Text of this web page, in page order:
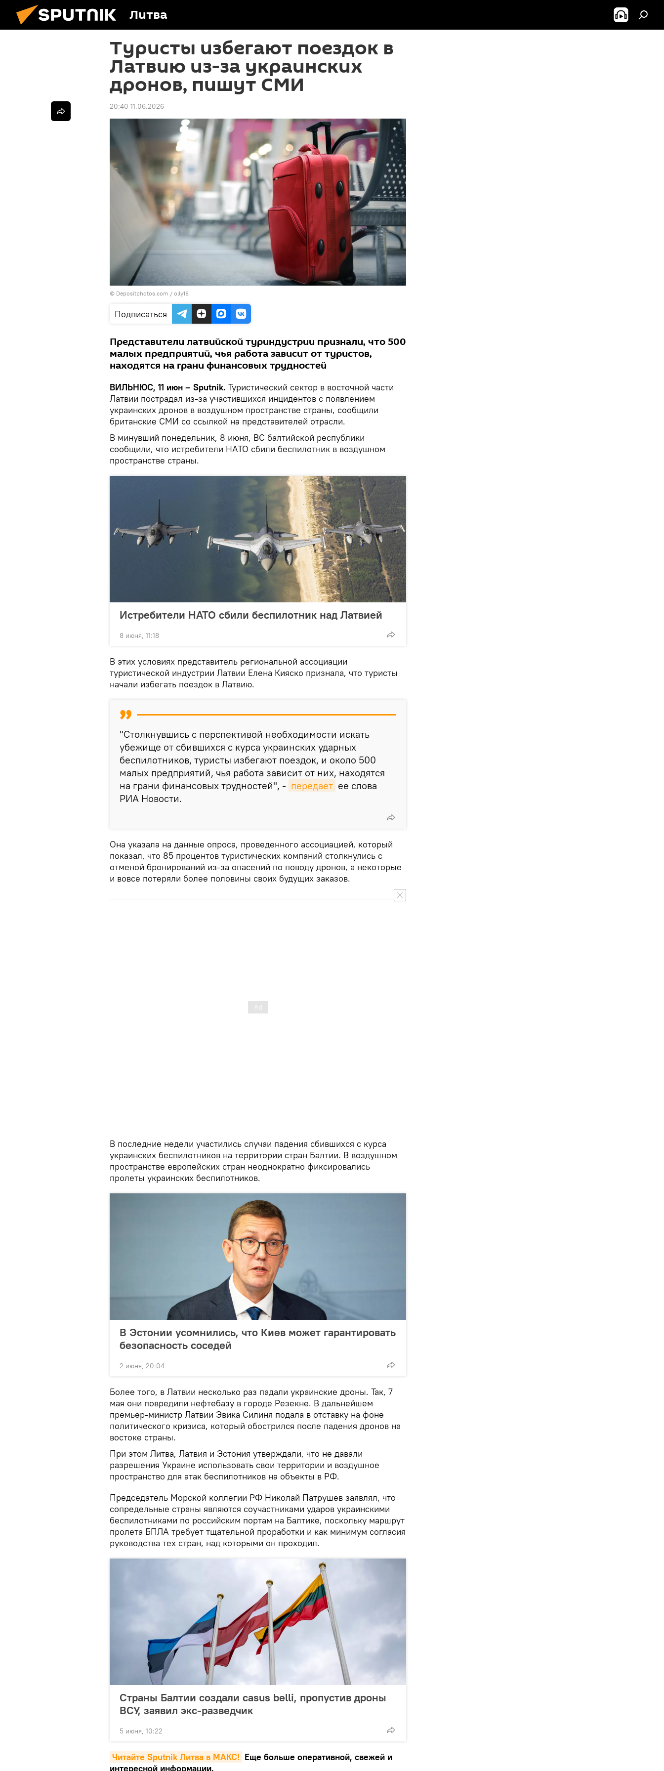
Литва
Туристы избегают поездок в
Латвию из-за украинских
дронов, пишут СМИ
20:40 11.06.2026
© Depositphotos.com / olly18
Подписаться
Представители латвийской туриндустрии признали, что 500
малых предприятий, чья работа зависит от туристов,
находятся на грани финансовых трудностей
ВИЛЬНЮС, 11 июн – Sputnik. Туристический сектор в восточной части
Латвии пострадал из-за участившихся инцидентов с появлением
украинских дронов в воздушном пространстве страны, сообщили
британские СМИ со ссылкой на представителей отрасли.
В минувший понедельник, 8 июня, ВС балтийской республики
сообщили, что истребители НАТО сбили беспилотник в воздушном
пространстве страны.
Истребители НАТО сбили беспилотник над Латвией
8 июня, 11:18
В этих условиях представитель региональной ассоциации
туристической индустрии Латвии Елена Кияско признала, что туристы
начали избегать поездок в Латвию.
"Столкнувшись с перспективой необходимости искать
убежище от сбившихся с курса украинских ударных
беспилотников, туристы избегают поездок, и около 500
малых предприятий, чья работа зависит от них, находятся
на грани финансовых трудностей", - передает ее слова
РИА Новости.
Она указала на данные опроса, проведенного ассоциацией, который
показал, что 85 процентов туристических компаний столкнулись с
отменой бронирований из-за опасений по поводу дронов, а некоторые
и вовсе потеряли более половины своих будущих заказов.
В последние недели участились случаи падения сбившихся с курса
украинских беспилотников на территории стран Балтии. В воздушном
пространстве европейских стран неоднократно фиксировались
пролеты украинских беспилотников.
В Эстонии усомнились, что Киев может гарантировать
безопасность соседей
2 июня, 20:04
Более того, в Латвии несколько раз падали украинские дроны. Так, 7
мая они повредили нефтебазу в городе Резекне. В дальнейшем
премьер-министр Латвии Эвика Силиня подала в отставку на фоне
политического кризиса, который обострился после падения дронов на
востоке страны.
При этом Литва, Латвия и Эстония утверждали, что не давали
разрешения Украине использовать свои территории и воздушное
пространство для атак беспилотников на объекты в РФ.
Председатель Морской коллегии РФ Николай Патрушев заявлял, что
сопредельные страны являются соучастниками ударов украинскими
беспилотниками по российским портам на Балтике, поскольку маршрут
пролета БПЛА требует тщательной проработки и как минимум согласия
руководства тех стран, над которыми он проходил.
Страны Балтии создали casus belli, пропустив дроны
ВСУ, заявил экс-разведчик
5 июня, 10:22
Читайте Sputnik Литва в MAКС! Еще больше оперативной, свежей и
интересной информации.